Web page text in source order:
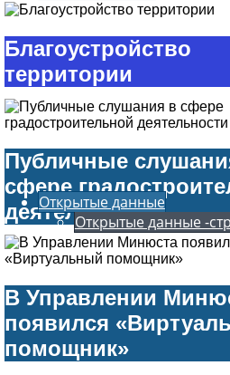
Благоустройство
территории
Подробнее
Публичные
сфере
деятельности
Подробнее
Открытые данные
Открытые данные -
В Управлении
появился
помощник»